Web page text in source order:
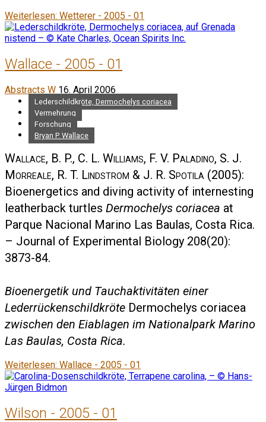
Weiterlesen: Wetterer - 2005 - 01
Wallace - 2005 - 01
Abstracts W 16. April 2006
Lederschildkröte, Dermochelys coriacea
Vermehrung
Forschung
Bryan P. Wallace
Wallace, B. P., C. L. Williams, F. V. Paladino, S. J.
Morreale, R. T. Lindstrom & J. R. Spotila (2005):
Bioenergetics and diving activity of internesting
leatherback turtles Dermochelys coriacea at
Parque Nacional Marino Las Baulas, Costa Rica.
– Journal of Experimental Biology 208(20):
3873-84.
Bioenergetik und Tauchaktivitäten einer
Lederrückenschildkröte Dermochelys coriacea
zwischen den Eiablagen im Nationalpark Marino
Las Baulas, Costa Rica.
Weiterlesen: Wallace - 2005 - 01
Wilson - 2005 - 01